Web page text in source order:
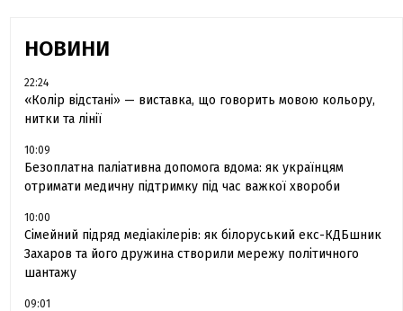
НОВИНИ
22:24
«Колір відстані» — виставка, що говорить мовою кольору,
нитки та лінії
10:09
Безоплатна паліативна допомога вдома: як українцям
отримати медичну підтримку під час важкої хвороби
10:00
Сімейний підряд медіакілерів: як білоруський екс-КДБшник
Захаров та його дружина створили мережу політичного
шантажу
09:01